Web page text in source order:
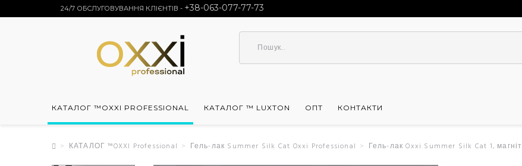
24/7 ОБСЛУГОВУВАННЯ КЛІЄНТІВ - +38-063-077-77-73
КАТАЛОГ ™OXXI PROFESSIONAL КАТАЛОГ ™ LUXTON ОПТ КОНТАКТИ
КАТАЛОГ ™OXXI Professional Гель-лак Summer Silk Cat Oxxi Professional Гель-лак Oxxi Summer Silk Cat 1,